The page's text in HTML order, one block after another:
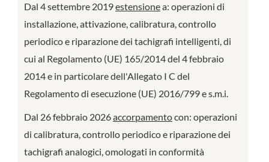
Dal 4 settembre 2019estensionea: operazioni di
installazione, attivazione, calibratura, controllo
periodico e riparazione dei tachigrafi intelligenti, di
cui al Regolamento (UE) 165/2014 del 4 febbraio
2014 e in particolare dell'Allegato I C del
Regolamento di esecuzione (UE) 2016/799 e s.m.i.
Dal 26 febbraio 2026accorpamentocon: operazioni
di calibratura, controllo periodico e riparazione dei
tachigrafi analogici, omologati in conformità